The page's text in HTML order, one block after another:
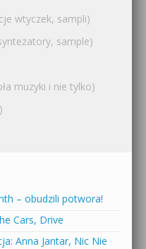
wtyczek, sampli)
sample)
muzyki i nie tylko)
– obudzili potwora!
Cars, Drive
Anna Jantar, Nic Nie